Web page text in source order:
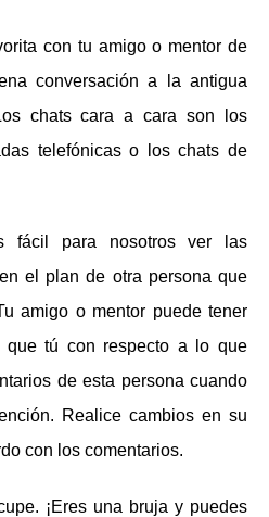
con tu amigo o mentor de
conversación a la antigua
chats cara a cara son los
telefónicas o los chats de
fácil para nosotros ver las
el plan de otra persona que
amigo o mentor puede tener
que tú con respecto a lo que
de esta persona cuando
Realice cambios en su
con los comentarios.
¡Eres una bruja y puedes